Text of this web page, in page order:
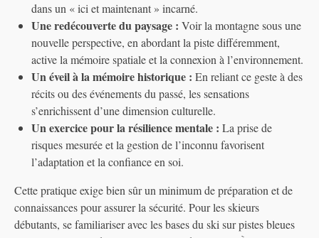
dans un « ici et maintenant » incarné.
Une redécouverte du paysage : Voir la montagne sous une
nouvelle perspective, en abordant la piste différemment,
active la mémoire spatiale et la connexion à l’environnement.
Un éveil à la mémoire historique : En reliant ce geste à des
récits ou des événements du passé, les sensations
s’enrichissent d’une dimension culturelle.
Un exercice pour la résilience mentale : La prise de
risques mesurée et la gestion de l’inconnu favorisent
l’adaptation et la confiance en soi.
Cette pratique exige bien sûr un minimum de préparation et de
connaissances pour assurer la sécurité. Pour les skieurs
débutants, se familiariser avec les bases du ski sur pistes bleues